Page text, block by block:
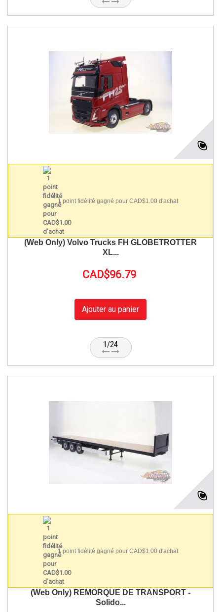
1 point fidélité gagné pour CAD$1.00 d'achat
(Web Only) Volvo Trucks FH GLOBETROTTER
XL...
CAD$96.79
Ajouter au panier
1/24
1 point fidélité gagné pour CAD$1.00 d'achat
(Web Only) REMORQUE DE TRANSPORT -
Solido...